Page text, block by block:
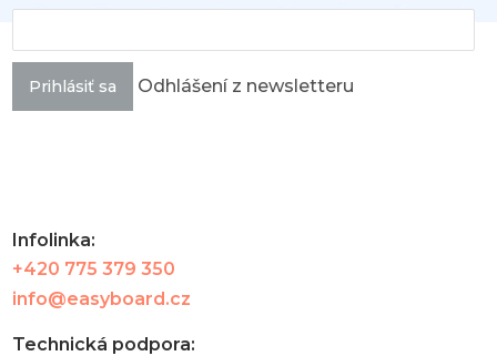
Prihlásiť sa Odhlášení z newsletteru
Infolinka:
+420 775 379 350
info@easyboard.cz
Technická podpora: